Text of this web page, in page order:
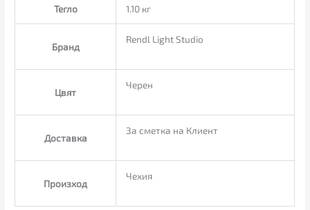
Тегло 1.10 кг
Бранд
Rendl Light Studio
Цвят
Черен
Доставка
За сметка на Клиент
Произход
Чехия